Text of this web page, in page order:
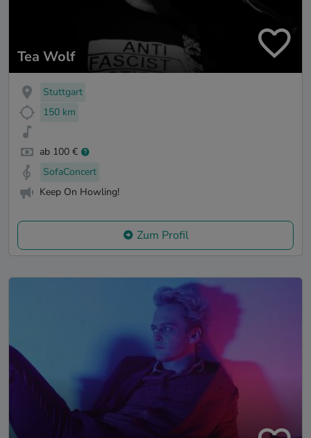
Tea Wolf
Stuttgart
150 km
ab 100 €
SofaConcert
Keep On Howling!
Zum Profil